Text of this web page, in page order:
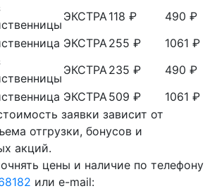
ЭКСТРА118 ₽
490 ₽
ЭКСТРА255 ₽
1061 ₽
ЭКСТРА235 ₽
490 ₽
ЭКСТРА509 ₽
1061 ₽
заявки зависит от
отгрузки, бонусов и
акций.
цены и наличие по телефону
или e-mail: